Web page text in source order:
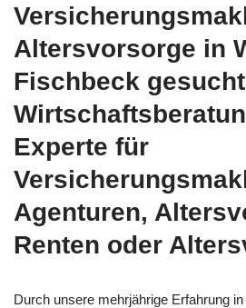
Altersvorsorge in
Fischbeck
Experte für
Agenturen,
Renten oder
Durch unsere mehrjährige Erfahrung